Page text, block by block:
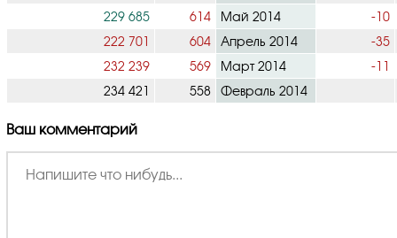
229 685
614 Май 2014
-10
222 701
604 Апрель 2014
-35
232 239
569 Март 2014
-11
234 421
558 Февраль 2014
Ваш комментарий